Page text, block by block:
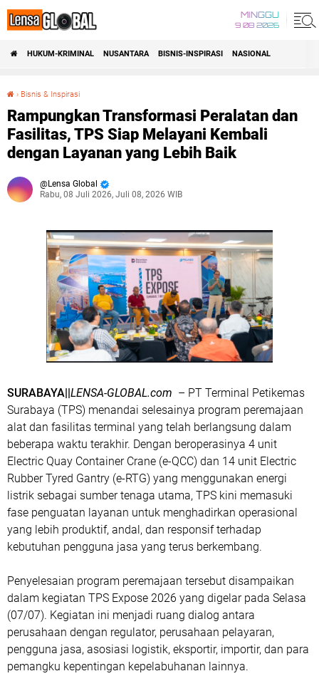
MINGGU
9 08 2026
HUKUM-KRIMINAL NUSANTARA BISNIS-INSPIRASI NASIONAL
› Bisnis & Inspirasi
Rampungkan Transformasi Peralatan dan
Fasilitas, TPS Siap Melayani Kembali
dengan Layanan yang Lebih Baik
Lensa Global
Rabu, 08 Juli 2026, Juli 08, 2026 WIB
SURABAYA||LENSA-GLOBAL.com – PT Terminal Petikemas
Surabaya (TPS) menandai selesainya program peremajaan
alat dan fasilitas terminal yang telah berlangsung dalam
beberapa waktu terakhir. Dengan beroperasinya 4 unit
Electric Quay Container Crane (e-QCC) dan 14 unit Electric
Rubber Tyred Gantry (e-RTG) yang menggunakan energi
listrik sebagai sumber tenaga utama, TPS kini memasuki
fase penguatan layanan untuk menghadirkan operasional
yang lebih produktif, andal, dan responsif terhadap
kebutuhan pengguna jasa yang terus berkembang.
Penyelesaian program peremajaan tersebut disampaikan
dalam kegiatan TPS Expose 2026 yang digelar pada Selasa
(07/07). Kegiatan ini menjadi ruang dialog antara
perusahaan dengan regulator, perusahaan pelayaran,
pengguna jasa, asosiasi logistik, eksportir, importir, dan para
pemangku kepentingan kepelabuhanan lainnya.